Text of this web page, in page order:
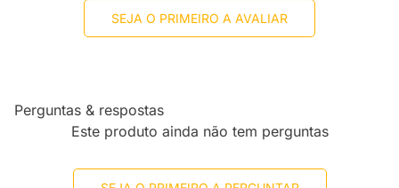
SEJA O PRIMEIRO A AVALIAR
Perguntas & respostas
Este produto ainda não tem perguntas